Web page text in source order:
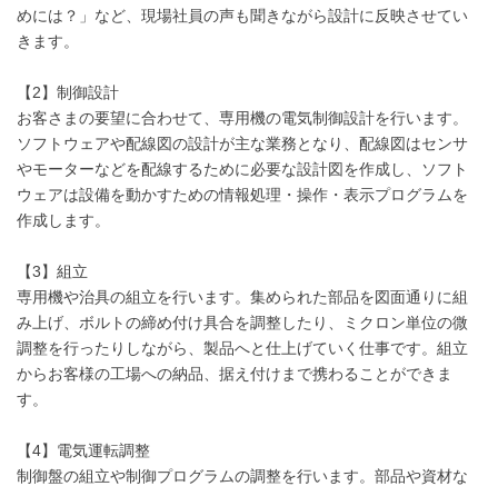
めには？」など、現場社員の声も聞きながら設計に反映させてい
きます。
【2】制御設計
お客さまの要望に合わせて、専用機の電気制御設計を行います。
ソフトウェアや配線図の設計が主な業務となり、配線図はセンサ
やモーターなどを配線するために必要な設計図を作成し、ソフト
ウェアは設備を動かすための情報処理・操作・表示プログラムを
作成します。
【3】組立
専用機や治具の組立を行います。集められた部品を図面通りに組
み上げ、ボルトの締め付け具合を調整したり、ミクロン単位の微
調整を行ったりしながら、製品へと仕上げていく仕事です。組立
からお客様の工場への納品、据え付けまで携わることができま
す。
【4】電気運転調整
制御盤の組立や制御プログラムの調整を行います。部品や資材な